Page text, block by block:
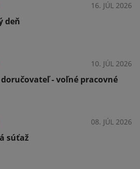
16. JÚL 2026
deň
10. JÚL 2026
- voľné pracovné
08. JÚL 2026
súťaž